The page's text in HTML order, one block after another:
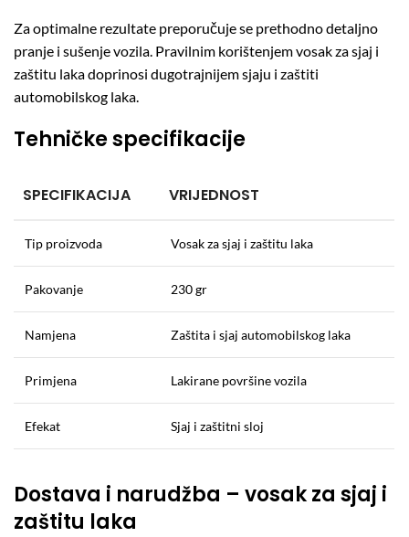
Za optimalne rezultate preporučuje se prethodno detaljno
pranje i sušenje vozila. Pravilnim korištenjem vosak za sjaj i
zaštitu laka doprinosi dugotrajnijem sjaju i zaštiti
automobilskog laka.
Tehničke specifikacije
SPECIFIKACIJA VRIJEDNOST
Tip proizvoda Vosak za sjaj i zaštitu laka
Pakovanje 230 gr
Namjena Zaštita i sjaj automobilskog laka
Primjena Lakirane površine vozila
Efekat Sjaj i zaštitni sloj
Dostava i narudžba – vosak za sjaj i
zaštitu laka